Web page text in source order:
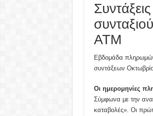
ΑΤΜ
Εβδομάδα πληρωμών
συντάξεων
Οι ημερομηνίες
Σύμφωνα με την
καταβολές». Οι